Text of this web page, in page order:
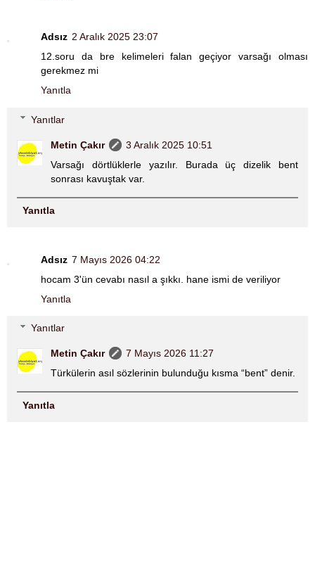
Adsız 2 Aralık 2025 23:07
12.soru da bre kelimeleri falan geçiyor varsağı olması
gerekmez mi
Yanıtla
Yanıtlar
Metin Çakır
3 Aralık 2025 10:51
Varsağı dörtlüklerle yazılır. Burada üç dizelik bent
sonrası kavuştak var.
Yanıtla
Adsız 7 Mayıs 2026 04:22
hocam 3'ün cevabı nasıl a şıkkı. hane ismi de veriliyor
Yanıtla
Yanıtlar
Metin Çakır
7 Mayıs 2026 11:27
Türkülerin asıl sözlerinin bulunduğu kısma “bent” denir.
Yanıtla